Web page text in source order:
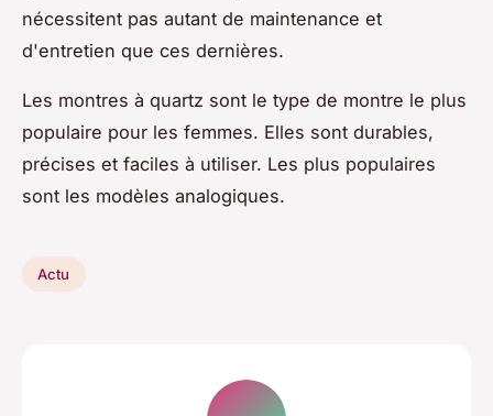
nécessitent pas autant de maintenance et
d'entretien que ces dernières.
Les montres à quartz sont le type de montre le plus
populaire pour les femmes. Elles sont durables,
précises et faciles à utiliser. Les plus populaires
sont les modèles analogiques.
Actu